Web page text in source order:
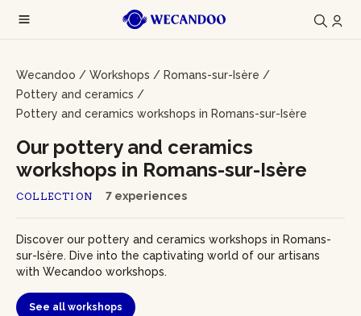
Wecandoo / Workshops / Romans-sur-Isère /
Pottery and ceramics /
Pottery and ceramics workshops in Romans-sur-Isère
COLLECTION 7 experiences
Our pottery and ceramics
workshops in Romans-sur-Isère
Discover our pottery and ceramics workshops in Romans-
sur-Isère. Dive into the captivating world of our artisans
with Wecandoo workshops.
See all workshops